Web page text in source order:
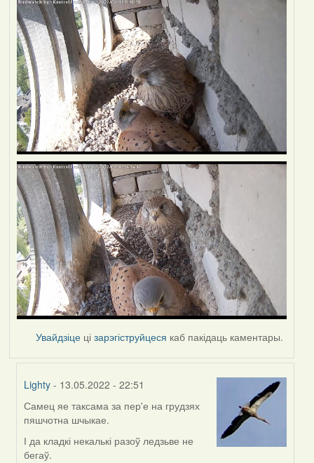
Увайдзіце цізарэгіструйцеся каб пакідаць каментары.
Lighty - 13.05.2022 - 22:51
In
reply
to
by
Самец яе таксама за пер'е на грудзях
пяшчотна шчыкае.
І да кладкі некалькі разоў ледзьве не
бегаў.